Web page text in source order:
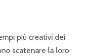
più creativi dei
scatenare la loro